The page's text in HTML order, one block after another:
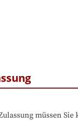
müssen